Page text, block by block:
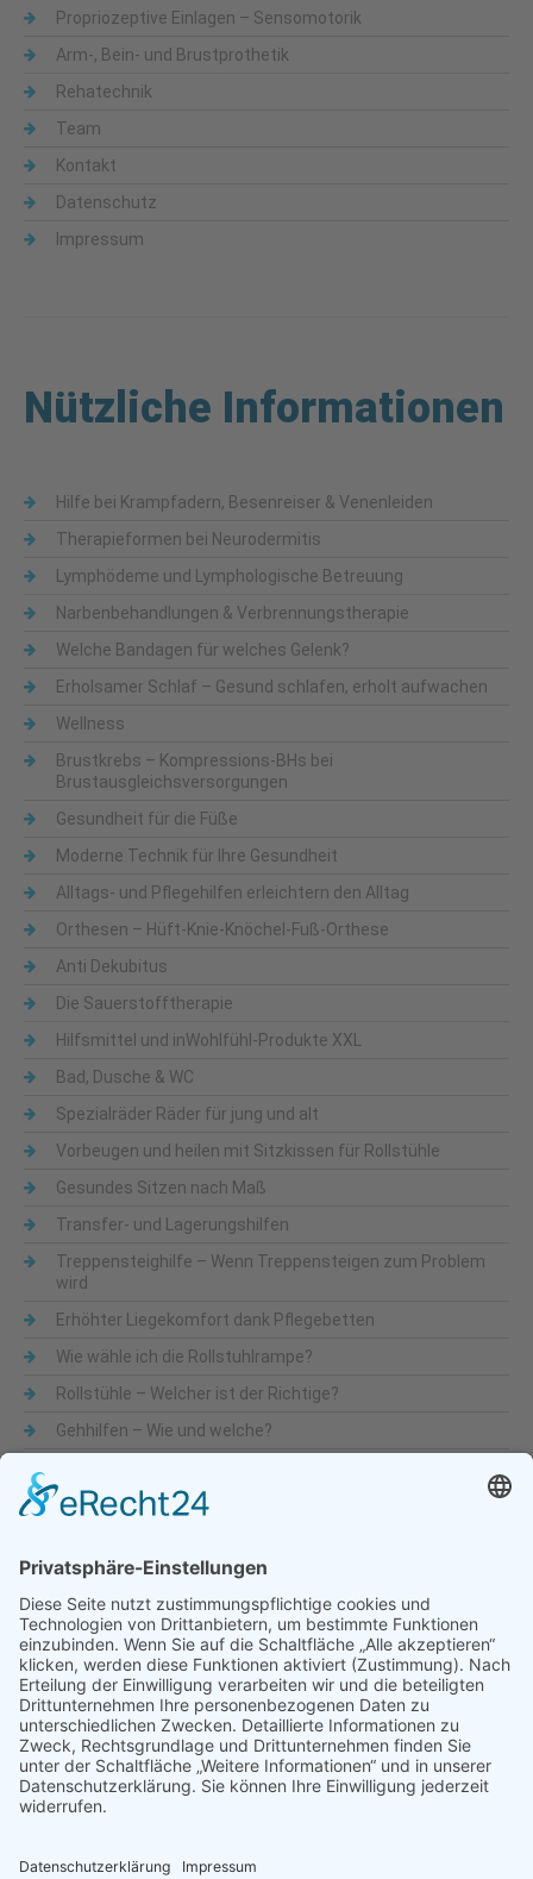
Propriozeptive Einlagen – Sensomotorik
Arm-, Bein- und Brustprothetik
Rehatechnik
Team
Kontakt
Datenschutz
Impressum
Nützliche Informationen
Hilfe bei Krampfadern, Besenreiser & Venenleiden
Therapieformen bei Neurodermitis
Lymphödeme und Lymphologische Betreuung
Narbenbehandlungen & Verbrennungstherapie
Welche Bandagen für welches Gelenk?
Erholsamer Schlaf – Gesund schlafen, erholt aufwachen
Wellness
Brustkrebs – Kompressions-BHs bei
Brustausgleichsversorgungen
Gesundheit für die Füße
Moderne Technik für Ihre Gesundheit
Alltags- und Pflegehilfen erleichtern den Alltag
Orthesen – Hüft-Knie-Knöchel-Fuß-Orthese
Anti Dekubitus
Die Sauerstofftherapie
Hilfsmittel und inWohlfühl-Produkte XXL
Bad, Dusche & WC
Spezialräder Räder für jung und alt
Vorbeugen und heilen mit Sitzkissen für Rollstühle
Gesundes Sitzen nach Maß
Transfer- und Lagerungshilfen
Treppensteighilfe – Wenn Treppensteigen zum Problem
wird
Erhöhter Liegekomfort dank Pflegebetten
Wie wähle ich die Rollstuhlrampe?
Rollstühle – Welcher ist der Richtige?
Gehhilfen – Wie und welche?
Beliebte Themen
Adaptionsmöglichkeit Aktiv-Rollstühle Alltagshilfen Alltagshilfen
für die Küche Automatische Türöffner Bad Bandscheibe Besteck
Bettenmachen
Bewegungseingeschränkung
druckentlastende Matratze Dusche & WC Fixierbrett
Füße Gehfähigkeit
Lendenbogen Liegelage mobile Treppensteighilfe